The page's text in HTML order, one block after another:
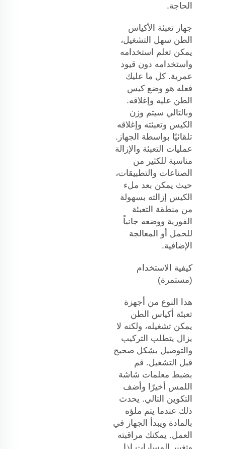
الحاجة.
جهاز تعبئة الأكياس
الطن سهل التشغيل،
يمكن تعلم استخدامه
واستخدامه دون قيود
عمرية. كل ما عليك
فعله هو وضع كيس
الطن عليه وإغلاقه.
وبالتالي سيتم وزن
الكيس وتعبئته وإغلاقه
تلقائيًا بواسطة الجهاز.
عمليات التعبئة والإزالة
مناسبة للكثير من
الصناعات والتطبيقات،
حيث يمكن بعد ملء
الكيس إزالته بسهولة
من منطقة التعبئة
الفورية ووضعه جانباً
للحمل أو المعالجة
الإضافية.
كيفية الاستخدام
(مستمرة)
هذا النوع من أجهزة
تعبئة أكياس الطن
يمكن تشغيله، ولكنه لا
يزال يتطلب التركيب
والتوصيل بشكل صحيح
قبل التشغيل. قم
بضبط معلمات شاشة
اللمس أخيرًا وأضف
التكوين التالي. يحدث
ذلك عندما يتم ملؤه
بالمادة ويبدأ الجهاز في
العمل. يمكنك مراقبته